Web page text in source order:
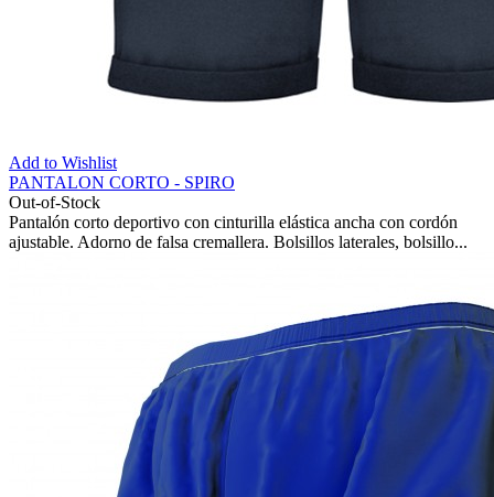
Add to Wishlist
PANTALON CORTO - SPIRO
Out-of-Stock
Pantalón corto deportivo con cinturilla elástica ancha con cordón
ajustable. Adorno de falsa cremallera. Bolsillos laterales, bolsillo...